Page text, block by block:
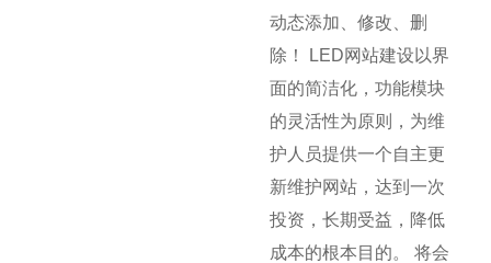
动态添加、修改、删
除！ LED网站建设以界
面的简洁化，功能模块
的灵活性为原则，为维
护人员提供一个自主更
新维护网站，达到一次
投资，长期受益，降低
成本的根本目的。 将会